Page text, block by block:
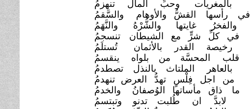
بالمغريات وحبِّ المال تنهزمُ
في رأسها القشُّ والأوهام
والسَّقمُ
والفخرُ غايتها والشُّرْهُ
والنَّهَمُ
في كلِّ شرٍّ مع الشيطان
تنسجمُ
رخيصة القدر بالأثمان
تُستلَمُ
قلب المحسَّة من بلواه
ينقسمُ
بالعاهر الملتاث بالنذل تصطدمُ
من اجل فِلْسٍ تهدُّ العرض تنهدمُ
ما ذاق مأساتها الوُصفانُ
والخدمُ
لابدَّ ان طُلبت تدنو
وتبتسمُ